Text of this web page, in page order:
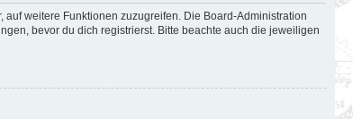
weitere Funktionen zuzugreifen. Die Board-Administration
bevor du dich registrierst. Bitte beachte auch die jeweiligen